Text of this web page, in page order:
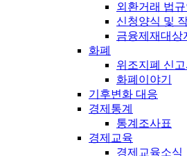
외환거래 법규
신청양식 및
금융제재대상
화폐
위조지폐 신
화폐이야기
기후변화 대응
경제통계
통계조사표
경제교육
경제교육소식